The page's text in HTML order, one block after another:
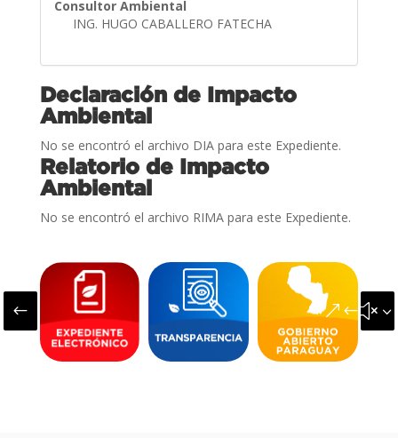
Consultor Ambiental
ING. HUGO CABALLERO FATECHA
Declaración de Impacto
Ambiental
No se encontró el archivo DIA para este Expediente.
Relatorio de Impacto
Ambiental
No se encontró el archivo RIMA para este Expediente.
#